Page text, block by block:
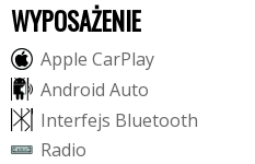
WYPOSAŻENIE
Apple CarPlay
Android Auto
Interfejs Bluetooth
Radio